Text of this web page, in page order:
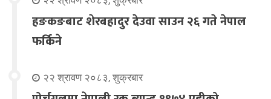
हङकङबाट शेरबहादुर देउवा साउन २६ गते नेपाल
फर्किने
२२ श्रावण २०८३, शुक्रबार